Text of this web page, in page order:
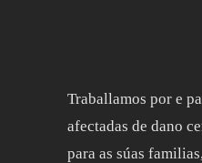
Traballamos por e
afectadas de dano
para as súas